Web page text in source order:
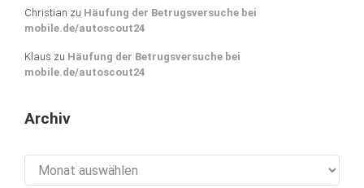
Christian zu Häufung der Betrugsversuche bei
mobile.de/autoscout24
Klaus zu Häufung der Betrugsversuche bei
mobile.de/autoscout24
Archiv